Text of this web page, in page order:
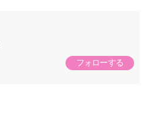
フォローする